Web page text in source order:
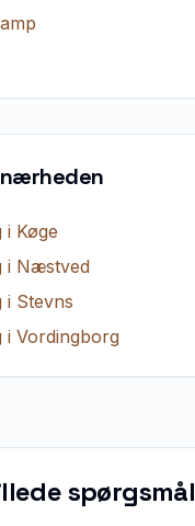
nærheden
i Køge
i Næstved
i Stevns
i Vordingborg
spørgsmål